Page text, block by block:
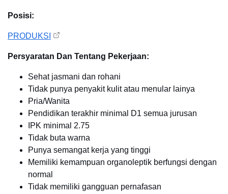
Posisi:
PRODUKSI
Persyaratan Dan Tentang Pekerjaan:
Sehat jasmani dan rohani
Tidak punya penyakit kulit atau menular lainya
Pria/Wanita
Pendidikan terakhir minimal D1 semua jurusan
IPK minimal 2.75
Tidak buta warna
Punya semangat kerja yang tinggi
Memiliki kemampuan organoleptik berfungsi dengan
normal
Tidak memiliki gangguan pernafasan